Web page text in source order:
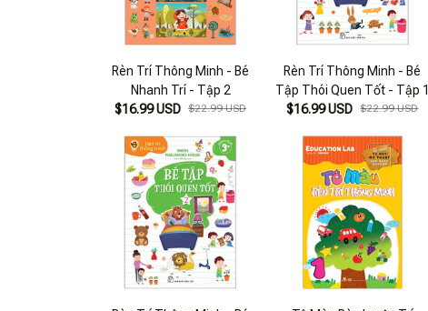
Rèn Trí Thông Minh - Bé
Nhanh Trí - Tập 2
$16.99 USD $22.99 USD
Rèn Trí Thông Minh - Bé
Tập Thói Quen Tốt - Tập 1
$16.99 USD
$22.99 USD